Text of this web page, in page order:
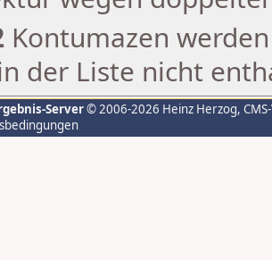
Kontumazen
der Liste nicht
Server© 2006-2026 Heinz Herzog,